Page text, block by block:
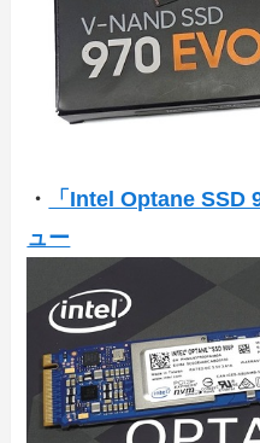
・
「Intel Optane SSD
ュー